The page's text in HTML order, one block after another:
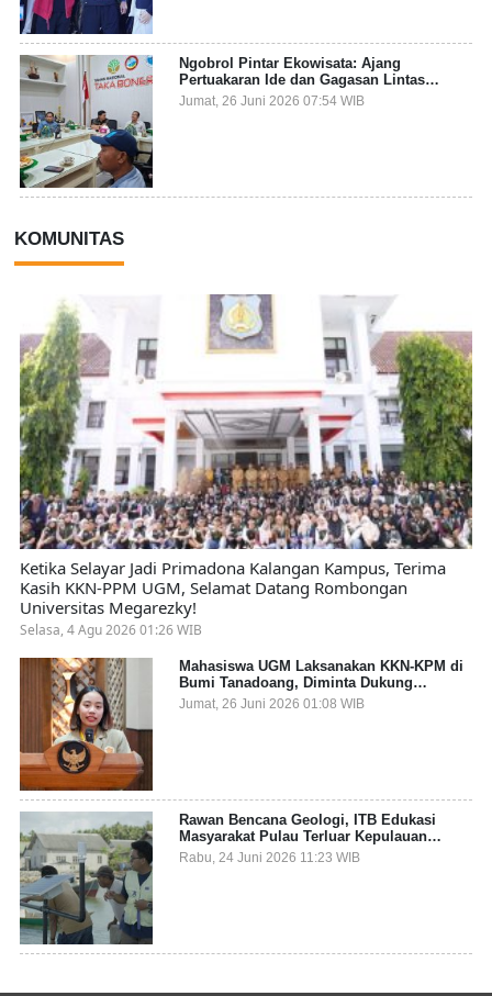
Ngobrol Pintar Ekowisata: Ajang
Pertuakaran Ide dan Gagasan Lintas
Sektor
Jumat, 26 Juni 2026 07:54 WIB
KOMUNITAS
Ketika Selayar Jadi Primadona Kalangan Kampus, Terima
Kasih KKN-PPM UGM, Selamat Datang Rombongan
Universitas Megarezky!
Selasa, 4 Agu 2026 01:26 WIB
Mahasiswa UGM Laksanakan KKN-KPM di
Bumi Tanadoang, Diminta Dukung
Gemerlap dan Beri Solusi pada Persoalan
Sampah Pesisir
Jumat, 26 Juni 2026 01:08 WIB
Rawan Bencana Geologi, ITB Edukasi
Masyarakat Pulau Terluar Kepulauan
Selayar Terkait Mitigasi Berbasis Kawasan
Pesisir
Rabu, 24 Juni 2026 11:23 WIB